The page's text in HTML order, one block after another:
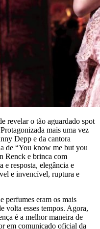
revelar o tão aguardado spot
mais uma vez
Depp e da cantora
de “You know me but you
Renck e brinca com
e resposta, elegância e
e invencível, ruptura e
perfumes eram os mais
volta esses tempos. Agora,
é a melhor maneira de
em comunicado oficial da